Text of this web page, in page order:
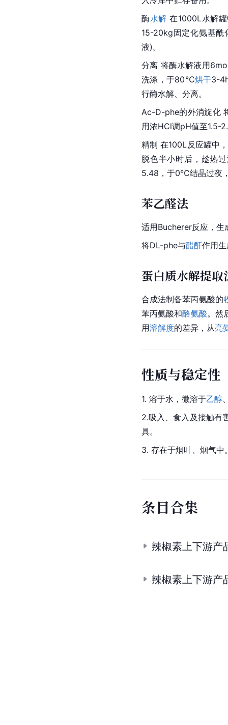
酶水解 在1000L水解
15-20kg固定化氨基酰
液)。
分离 将酶水解液用
洗涤，于80℃烘干3-
行酶水解、分离。
Ac-D-phe的外消旋化
用浓HCl调pH值至
精制 在100L反应罐中
脱色半小时后，趁热
5.48，于0℃结晶过夜
苯乙醛法
适用Bucherer反应，生
将DL-phe与醋酐作用
蛋白质水解提取
合成法制备苯丙氨酸的
苯丙氨酸和酪氨酸。然
用溶解度的差异，从亮
性质与稳定性
1. 溶于水，微溶于乙醇
2.吸入、食入及接触有
具。
3. 存在于烟叶、烟气中
条目合集
辣椒素上下游产
辣椒素上下游产